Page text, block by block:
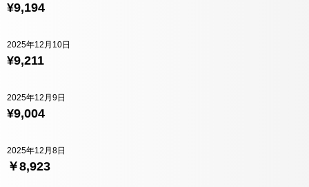
¥9,194
¥9,211
2025年12月10日
¥9,004
2025年12月9日
￥8,923
2025年12月8日